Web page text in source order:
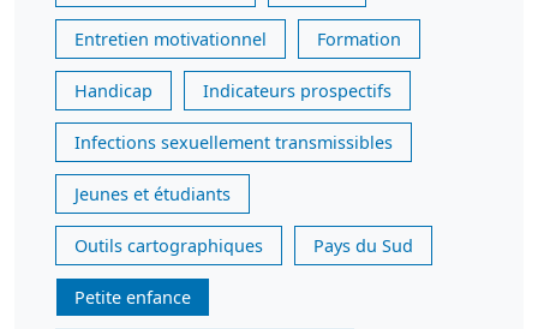
Entretien motivationnel Formation
Handicap Indicateurs prospectifs
Infections sexuellement transmissibles
Jeunes et étudiants
Outils cartographiques Pays du Sud
Petite enfance